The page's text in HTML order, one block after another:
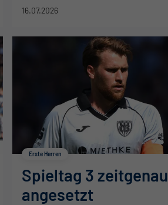
16.07.2026
Spieltag 3 zeitgenau
angesetzt
Erste Herren